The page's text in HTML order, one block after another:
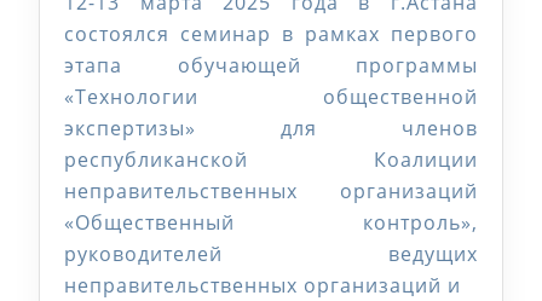
Баур,
глава
по
в
состоялся семинар в рамках первого
этапа обучающей программы
«Технологии общественной
экспертизы» для членов
республиканской Коалиции
неправительственных организаций
«Общественный контроль»,
руководителей ведущих
неправительственных организаций и